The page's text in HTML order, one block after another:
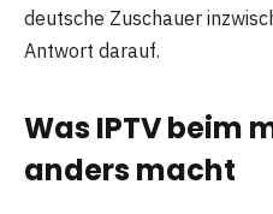
deutsche Zuschauer
Antwort darauf.
Was IPTV beim
anders macht